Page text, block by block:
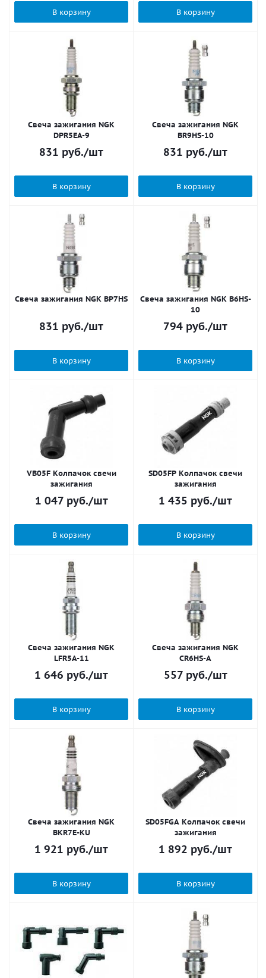
В корзину В корзину
Свеча зажигания NGK
DPR5EA-9
831 руб./шт
В корзину
Свеча зажигания NGK
BR9HS-10
831 руб./шт
В корзину
Свеча зажигания NGK BP7HS
831 руб./шт
В корзину
Свеча зажигания NGK B6HS-
10
794 руб./шт
В корзину
VB05F Колпачок свечи
зажигания
1 047руб./шт
В корзину
SD05FP Колпачок свечи
зажигания
1 435 руб./шт
В корзину
Свеча зажигания NGK
LFR5A-11
1 646 руб./шт
В корзину
Свеча зажигания NGK
CR6HS-A
557руб./шт
В корзину
Свеча зажигания NGK
BKR7E-KU
1 921 руб./шт
В корзину
SD05FGA Колпачок свечи
зажигания
1 892 руб./шт
В корзину